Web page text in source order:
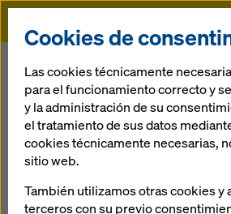
Doka
Viaducto de
Auenbach
Cookies de
Las cookies técnicamente
para el funcionamiento correcto y
y la administración de su
el tratamiento de sus datos
cookies técnicamente necesarias,
sitio web.
También utilizamos otras cookies y
terceros con su previo